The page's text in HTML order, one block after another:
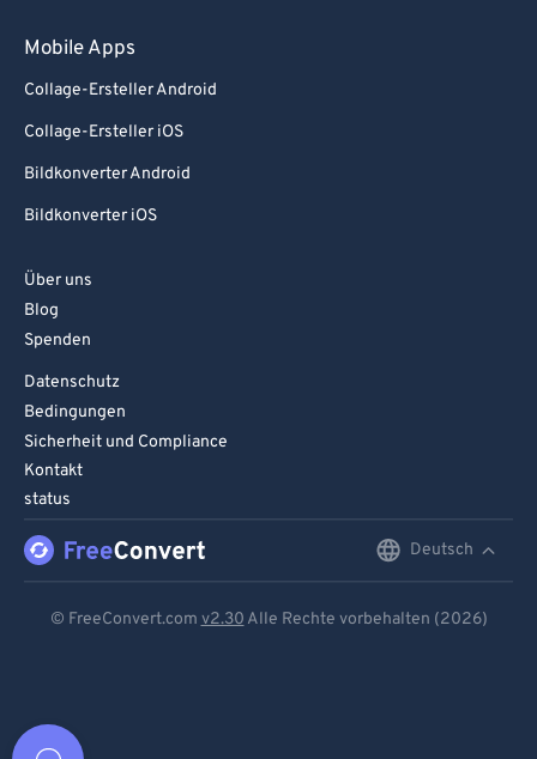
Mobile Apps
Collage-Ersteller Android
Collage-Ersteller iOS
Bildkonverter Android
Bildkonverter iOS
Über uns
Blog
Spenden
Datenschutz
Bedingungen
Sicherheit und Compliance
Kontakt
status
Deutsch
© FreeConvert.com v2.30 Alle Rechte vorbehalten (2026)